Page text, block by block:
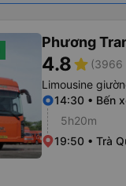
Phương
4.8star (3966
Limousine
14:30 • Bến
5h20m
19:50 • Trà